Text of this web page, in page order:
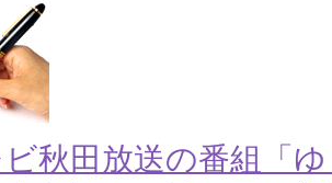
秋田放送の番組「